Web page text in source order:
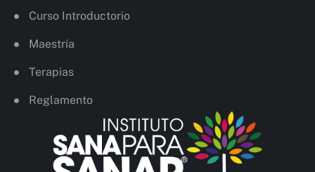
Curso Introductorio
Maestría
Terapias
Reglamento